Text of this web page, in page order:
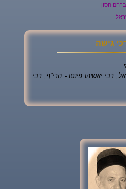
חסון –
גישה
, רבי יאשיהו פינטו - הרי"ף , רבי